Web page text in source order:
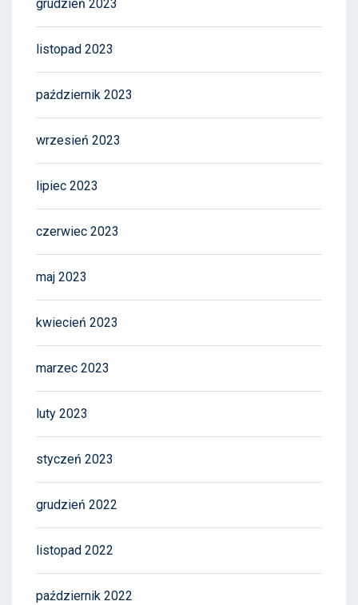
grudzień 2023
listopad 2023
październik 2023
wrzesień 2023
lipiec 2023
czerwiec 2023
maj 2023
kwiecień 2023
marzec 2023
luty 2023
styczeń 2023
grudzień 2022
listopad 2022
październik 2022